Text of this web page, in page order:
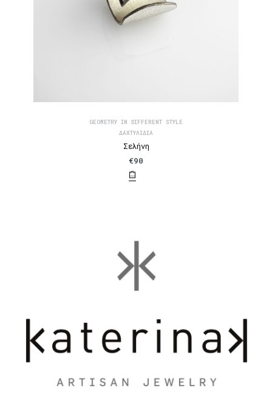
GEOMETRY IN DIFFERENT STYLE
ΔΑΧΤΥΛΊΔΙΑ
Σελήνη
€90